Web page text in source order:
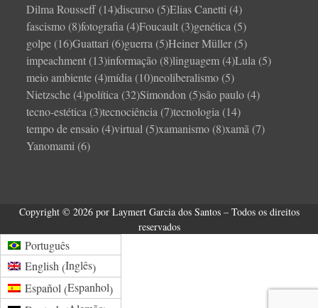
Dilma Rousseff (14)discurso (5)Elias Canetti (4)
fascismo (8)fotografia (4)Foucault (3)genética (5)
golpe (16)Guattari (6)guerra (5)Heiner Müller(5)
impeachment (13)informação (8)linguagem (4)Lula (5)
meio ambiente (4)mídia (10)neoliberalismo (5)
Nietzsche (4)política (32)Simondon (5)são paulo (4)
tecno-estética (3)tecnociência (7)tecnologia (14)
tempo de ensaio (4)virtual (5)xamanismo (8)xamã (7)
Yanomami (6)
Copyright © 2026 por Laymert Garcia dos Santos – Todos os direitos
reservados
Português
English(Inglês)
Español (Espanhol)